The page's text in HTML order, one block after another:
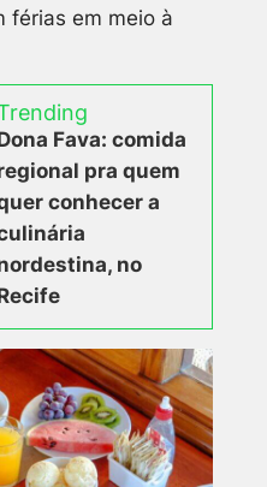
férias em meio à
Fava: comida
pra quem
conhecer a
no